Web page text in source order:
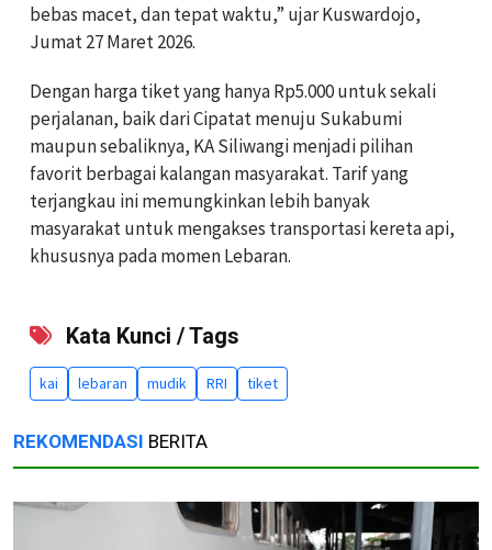
bebas macet, dan tepat waktu,” ujar Kuswardojo,
Jumat 27 Maret 2026.
Dengan harga tiket yang hanya Rp5.000 untuk sekali
perjalanan, baik dari Cipatat menuju Sukabumi
maupun sebaliknya, KA Siliwangi menjadi pilihan
favorit berbagai kalangan masyarakat. Tarif yang
terjangkau ini memungkinkan lebih banyak
masyarakat untuk mengakses transportasi kereta api,
khususnya pada momen Lebaran.
Kata Kunci / Tags
kai lebaran mudik RRI tiket
REKOMENDASI BERITA